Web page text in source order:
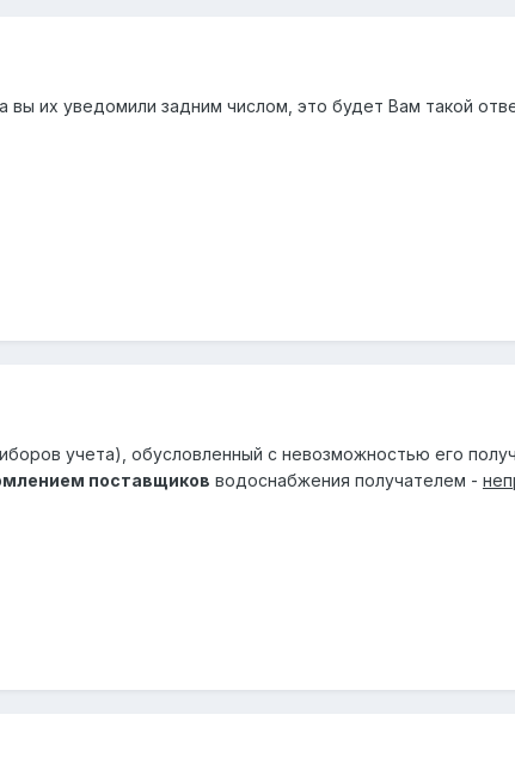
их уведомили задним числом, это будет Вам такой
учета), обусловленный с невозможностью его
поставщиков водоснабжения получателем -